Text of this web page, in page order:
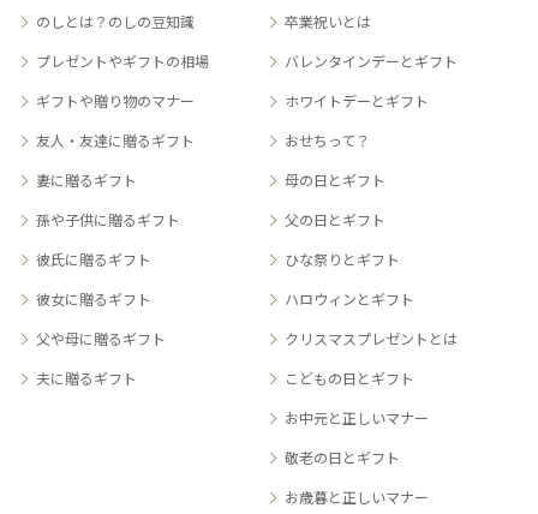
のしとは？のしの豆知識
プレゼントやギフトの相場
ギフトや贈り物のマナー
友人・友達に贈るギフト
妻に贈るギフト
孫や子供に贈るギフト
彼氏に贈るギフト
彼女に贈るギフト
父や母に贈るギフト
夫に贈るギフト
卒業祝いとは
バレンタインデーとギフト
ホワイトデーとギフト
おせちって？
母の日とギフト
父の日とギフト
ひな祭りとギフト
ハロウィンとギフト
クリスマスプレゼントとは
こどもの日とギフト
お中元と正しいマナー
敬老の日とギフト
お歳暮と正しいマナー